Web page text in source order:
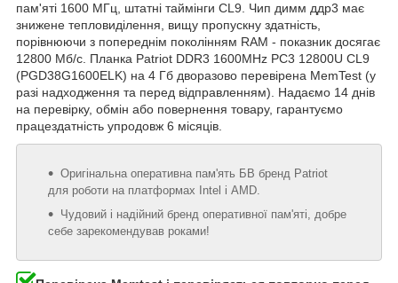
пам'яті 1600 МГц, штатні таймінги CL9. Чип димм ддр3 має
знижене тепловиділення, вищу пропускну здатність,
порівнюючи з попереднім поколінням RAM - показник досягає
12800 Мб/с. Планка Patriot DDR3 1600MHz PC3 12800U CL9
(PGD38G1600ELK) на 4 Гб дворазово перевірена MemTest (у
разі надходження та перед відправленням). Надаємо 14 днів
на перевірку, обмін або повернення товару, гарантуємо
працездатність упродовж 6 місяців.
Оригінальна оперативна пам'ять БВ бренд Patriot
для роботи на платформах Intel і AMD.
Чудовий і надійний бренд оперативної пам'яті, добре
себе зарекомендував роками!